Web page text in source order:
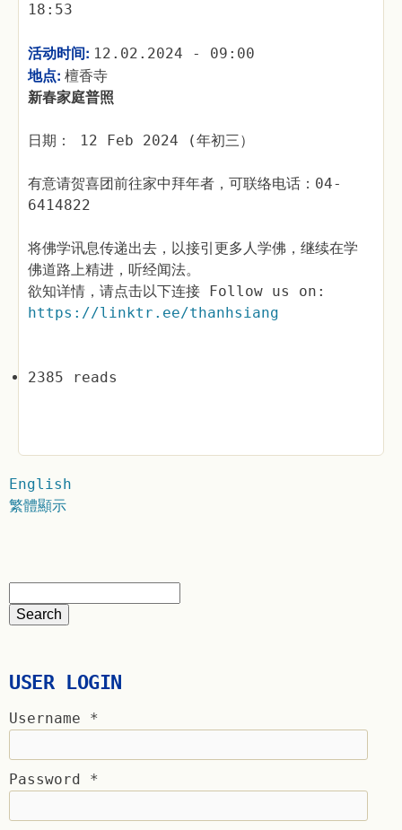
18:53
活动时间: 12.02.2024 - 09:00
地点: 檀香寺
新春家庭普照
日期： 12 Feb 2024 (年初三）
有意请贺喜团前往家中拜年者，可联络电话：04-
6414822
将佛学讯息传递出去，以接引更多人学佛，继续在学
佛道路上精进，听经闻法。
欲知详情，请点击以下连接 Follow us on:
https://linktr.ee/thanhsiang
2385 reads
English
繁體顯示
USER LOGIN
Username *
Password *